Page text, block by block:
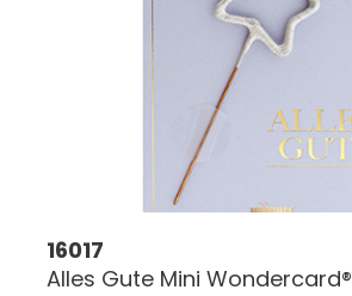
16017
Alles Gute Mini Wondercard®